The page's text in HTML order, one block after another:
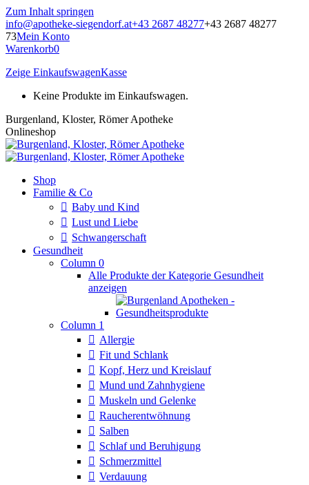
Zum Inhalt springen
info@apotheke-siegendorf.at+43 2687 48277+43 2687 48277
73Mein Konto
Warenkorb0
Zeige EinkaufswagenKasse
Keine Produkte im Einkaufswagen.
Burgenland, Kloster, Römer Apotheke
Onlineshop
Shop
Familie & Co
Baby und Kind
Lust und Liebe
Schwangerschaft
Gesundheit
Column 0
Alle Produkte der Kategorie Gesundheit
anzeigen
Column 1
Allergie
Fit und Schlank
Kopf, Herz und Kreislauf
Mund und Zahnhygiene
Muskeln und Gelenke
Raucherentwöhnung
Salben
Schlaf und Beruhigung
Schmerzmittel
Verdauung